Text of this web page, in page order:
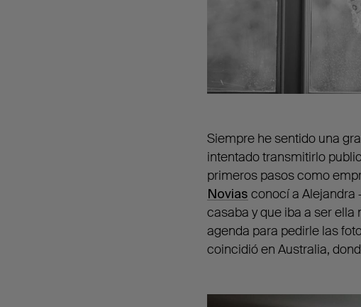
Siempre he sentido una
intentado transmitirlo
primeros pasos como
Novias conocí a Alejandra
casaba y que iba a ser
agenda para pedirle las
coincidió en Australia,